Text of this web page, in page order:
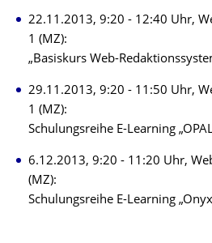
22.11.2013, 9:20 - 12:40 Uhr,
1 (MZ):
„Basiskurs Web-
29.11.2013, 9:20 - 11:50 Uhr,
1 (MZ):
Schulungsreihe E-Learning
6.12.2013, 9:20 - 11:20 Uhr,
(MZ):
Schulungsreihe E-Learning